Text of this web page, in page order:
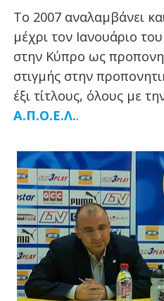
Το 2007 αναλαμβάνει
μέχρι τον Ιανουάριο
στην Κύπρο ως
στιγμής στην
έξι τίτλους, όλους με
Α.Π.Ο.Ε.Λ..